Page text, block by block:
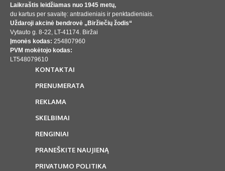
Laikraštis leidžiamas nuo 1945 metų,
du kartus per savaitę: antradieniais ir penktadieniais.
Uždaroji akcinė bendrovė „Biržiečių žodis“
Vytauto g. 8-22, LT-41174. Biržai
Įmonės kodas: 254807960
PVM mokėtojo kodas:
LT548079610
KONTAKTAI
PRENUMERATA
REKLAMA
SKELBIMAI
RENGINIAI
PRANEŠKITE NAUJIENĄ
PRIVATUMO POLITIKA